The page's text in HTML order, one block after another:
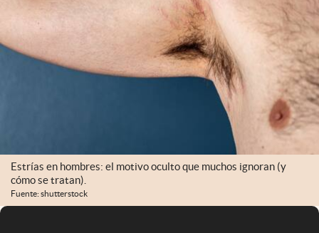
Estrías en hombres: el motivo oculto que muchos ignoran (y
cómo se tratan).
Fuente: shutterstock